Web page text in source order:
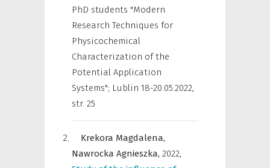
PhD students "Modern
Research Techniques for
Physicochemical
Characterization of the
Potential Application
Systems"; Lublin 18-20.05.2022,
str. 25
Krekora Magdalena,
Nawrocka Agnieszka, 2022,